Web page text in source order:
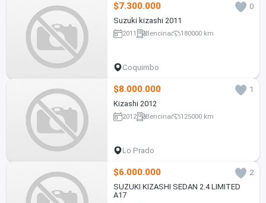
$7.300.000
0
Suzuki kizashi 2011
2011 Bencina 180000 km
Coquimbo
$8.000.000
1
Kizashi 2012
2012 Bencina 125000 km
Lo Prado
$6.000.000
2
SUZUKI KIZASHI SEDAN 2.4 LIMITED
A17